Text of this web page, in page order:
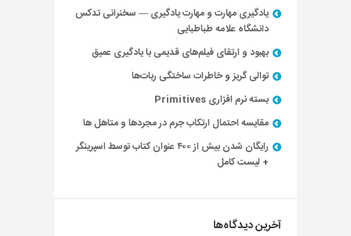
یادگیری مهارت و مهارت یادگیری — سخنرانی تدکس
دانشگاه علامه طباطبایی
بهبود و ارتقای فیلم‌های قدیمی با یادگیری عمیق
توالی گریز و خاطرات ساختگی ربات‌ها
بسته نرم افزاری Primitives
مقایسه احتمال ارتکاب جرم در مجردها و متاهل ها
رایگان شدن بیش از ۴۰۰ عنوان کتاب توسط اسپرینگر
+ لیست کامل
آخرین دیدگاه‌ها